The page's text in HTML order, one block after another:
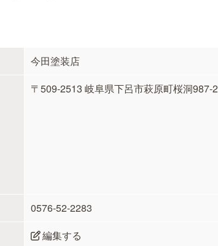
今田塗装店
〒509-2513 岐阜県下呂市萩原町桜洞987-2
0576-52-2283
編集する